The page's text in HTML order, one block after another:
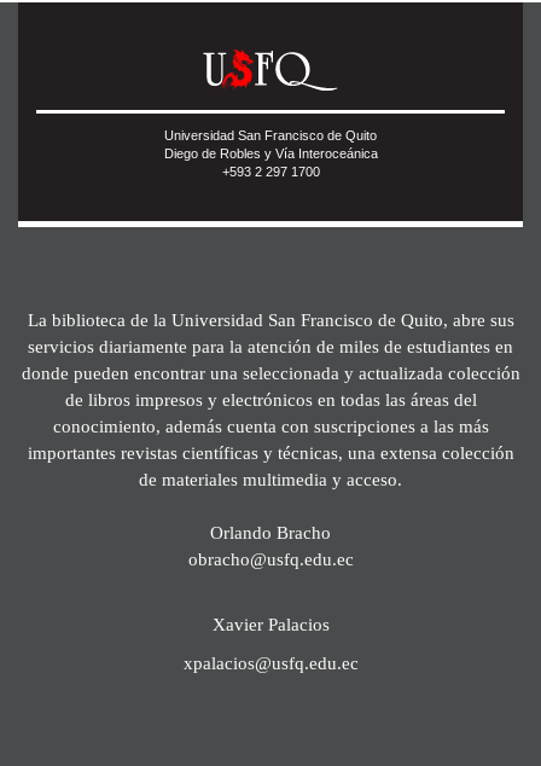
Universidad San Francisco de Quito
Diego de Robles y Vía Interoceánica
+593 2 297 1700
La biblioteca de la Universidad San Francisco de Quito, abre sus
servicios diariamente para la atención de miles de estudiantes en
donde pueden encontrar una seleccionada y actualizada colección
de libros impresos y electrónicos en todas las áreas del
conocimiento, además cuenta con suscripciones a las más
importantes revistas científicas y técnicas, una extensa colección
de materiales multimedia y acceso.
Orlando Bracho
obracho@usfq.edu.ec
Xavier Palacios
xpalacios@usfq.edu.ec